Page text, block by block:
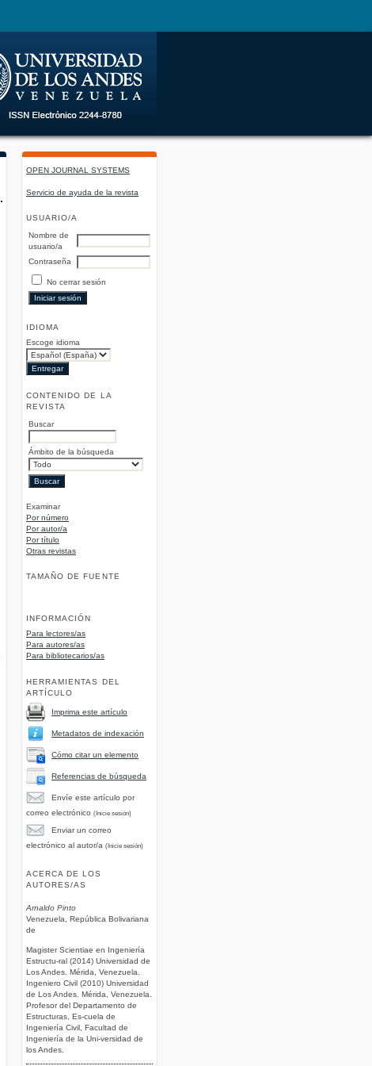
OPEN JOURNAL SYSTEMS
Servicio de ayuda de la revista
USUARIO/A
Nombre de
usuario/a
Contraseña
No cerrar sesión
IDIOMA
Escoge idioma
CONTENIDO DE LA
REVISTA
Buscar
Ámbito de la búsqueda
Examinar
Por número
Por autor/a
Por título
Otras revistas
TAMAÑO DE FUENTE
INFORMACIÓN
Para lectores/as
Para autores/as
Para bibliotecarios/as
HERRAMIENTAS DEL
ARTÍCULO
Imprima este artículo
Metadatos de indexación
Cómo citar un elemento
Referencias de búsqueda
Envíe este artículo por
correo electrónico (Inicie sesión)
Enviar un correo
electrónico al autor/a (Inicie sesión)
ACERCA DE LOS
AUTORES/AS
Arnaldo Pinto
Venezuela, República Bolivariana
de
Magister Scientiae en Ingeniería
Estructu-ral (2014) Universidad de
Los Andes. Mérida, Venezuela.
Ingeniero Civil (2010) Universidad
de Los Andes. Mérida, Venezuela.
Profesor del Departamento de
Estructuras, Es-cuela de
Ingeniería Civil, Facultad de
Ingeniería de la Uni-versidad de
los Andes.